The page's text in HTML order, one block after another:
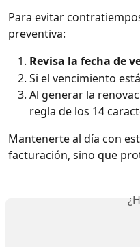
Para evitar
preventiva:
Revisa la fecha de
Si el vencimiento
Al generar la
regla de los 14
Mantenerte al día con
facturación, sino que